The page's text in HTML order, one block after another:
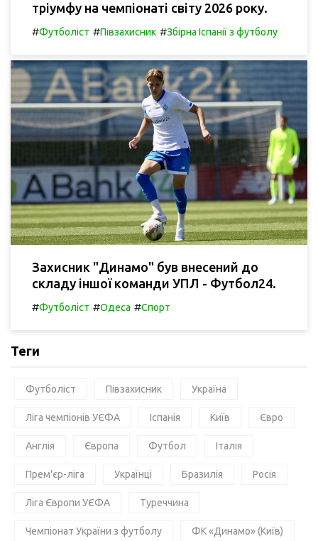
тріумфу на чемпіонаті світу 2026 року.
#Футболіст #Півзахисник #Збірна Іспанії з футболу
Захисник "Динамо" був внесений до
складу іншої команди УПЛ - Футбол24.
#Футболіст #Одеса #Спорт
Теги
Футболіст Півзахисник Україна
Ліга чемпіонів УЄФА Іспанія Київ Євро
Англія Європа Футбол Італія
Прем'єр-ліга Українці Бразилія Росія
Ліга Європи УЄФА Туреччина
Чемпіонат України з футболу ФК «Динамо» (Київ)